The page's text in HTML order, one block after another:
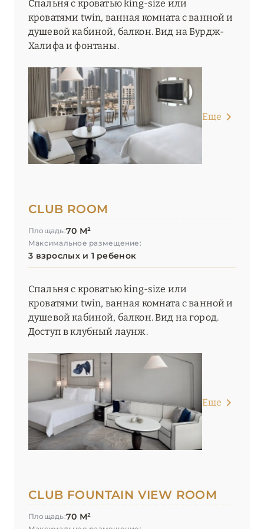
Palazzo Versace Dubai
Park Hyatt Dubai
Raffles Dubai
Raffles The Palm Dubai
Shangri-La Dubai
SIRO One Za’abeel
Sofitel Dubai Downtown
Sofitel Dubai The Palm Resort & Spa
Taj Exotica Resort & Spa, The Palm, Dubai
The Lana, Dorchester Collection
The Ritz-Carlton, Dubai
The St. Regis Dubai, The Palm
The Westin Dubai Mina Seyahi Beach Resort & Marina
Vida Creek Harbour
Vida Emirates Hills
W Dubai – Mina Seyahi
W Dubai – The Palm
Waldorf Astoria Dubai Palm Jumeirah
РАС-ЭЛЬ-ХАЙМА
Спальня с кроватью king-size или
кроватями twin, ванная комната с ванной и
душевой кабиной, балкон. Вид на Бурдж-
Халифа и фонтаны.
Еще
CLUB ROOM
Площадь:70 М²
Максимальное размещение:
3 взрослых и 1 ребенок
Спальня с кроватью king-size или
кроватями twin, ванная комната с ванной и
душевой кабиной, балкон. Вид на город.
Доступ в клубный лаунж.
Еще
CLUB FOUNTAIN VIEW ROOM
Площадь:70 М²